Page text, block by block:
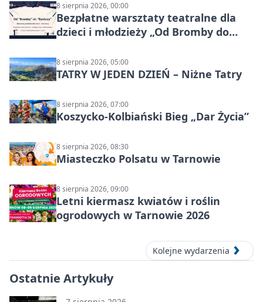
8 sierpnia 2026, 00:00
Bezpłatne warsztaty teatralne dla
dzieci i młodzieży „Od Bromby do
8 sierpnia 2026, 05:00
TATRY W JEDEN DZIEŃ – Niżne Tatry
8 sierpnia 2026, 07:00
Koszycko-Kolbiański Bieg „Dar Życia”
8 sierpnia 2026, 08:30
Miasteczko Polsatu w Tarnowie
8 sierpnia 2026, 09:00
Letni kiermasz kwiatów i roślin
ogrodowych w Tarnowie 2026
Kolejne wydarzenia
Ostatnie Artykuły